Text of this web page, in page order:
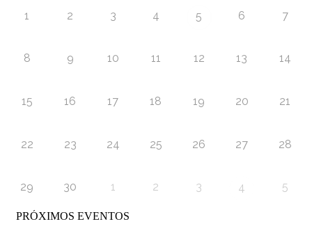
1 2 3 4 5 6 7
8 9 10 11 12 13 14
15 16 17 18 19 20 21
22 23 24 25 26 27 28
29 30 1 2 3 4 5
PRÓXIMOS EVENTOS